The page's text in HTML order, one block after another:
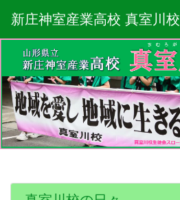
新庄神室産業高校 真室川校